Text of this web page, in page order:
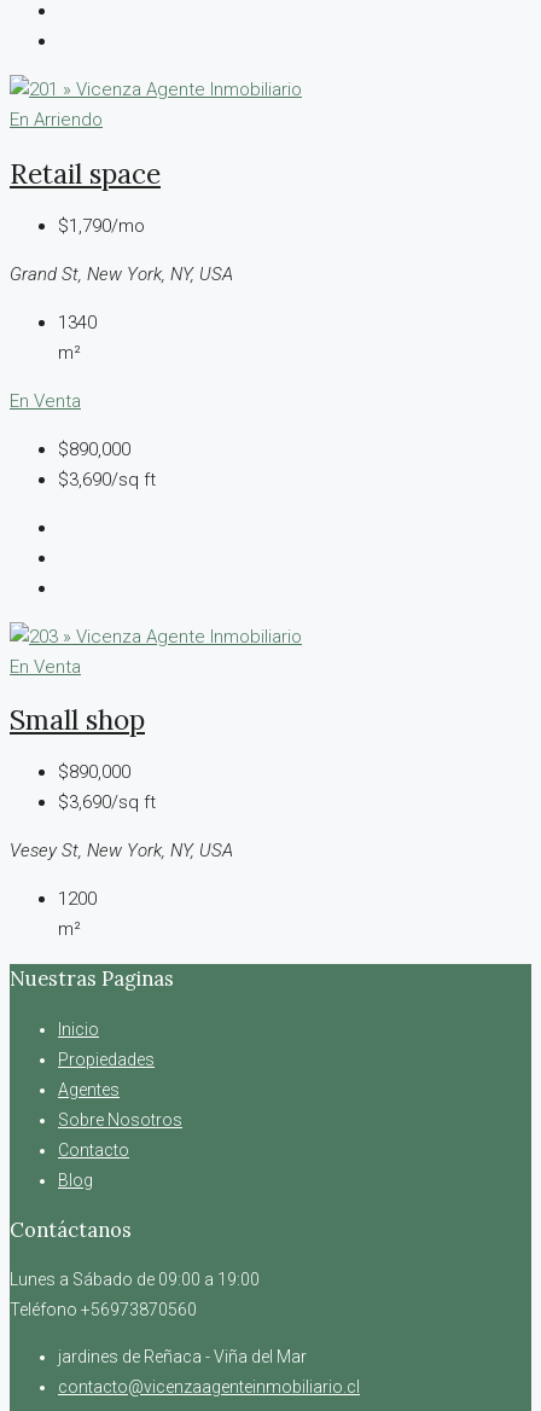
En Arriendo
Retail space
$1,790/mo
Grand St, New York, NY, USA
1340
m²
En Venta
$890,000
$3,690/sq ft
En Venta
Small shop
$890,000
$3,690/sq ft
Vesey St, New York, NY, USA
1200
m²
Nuestras Paginas
Inicio
Propiedades
Agentes
Sobre Nosotros
Contacto
Blog
Contáctanos
Lunes a Sábado de 09:00 a 19:00
Teléfono +56973870560
jardines de Reñaca - Viña del Mar
contacto@vicenzaagenteinmobiliario.cl